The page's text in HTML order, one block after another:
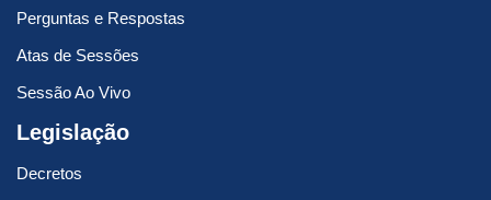
Perguntas e Respostas
Atas de Sessões
Sessão Ao Vivo
Legislação
Decretos